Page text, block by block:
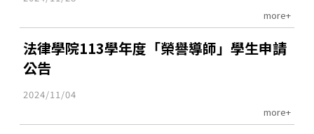
more+
法律學院113學年度「榮譽導師」學生申請
公告
2024/11/04
more+